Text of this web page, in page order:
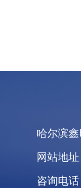
哈尔滨
网站地
咨询电